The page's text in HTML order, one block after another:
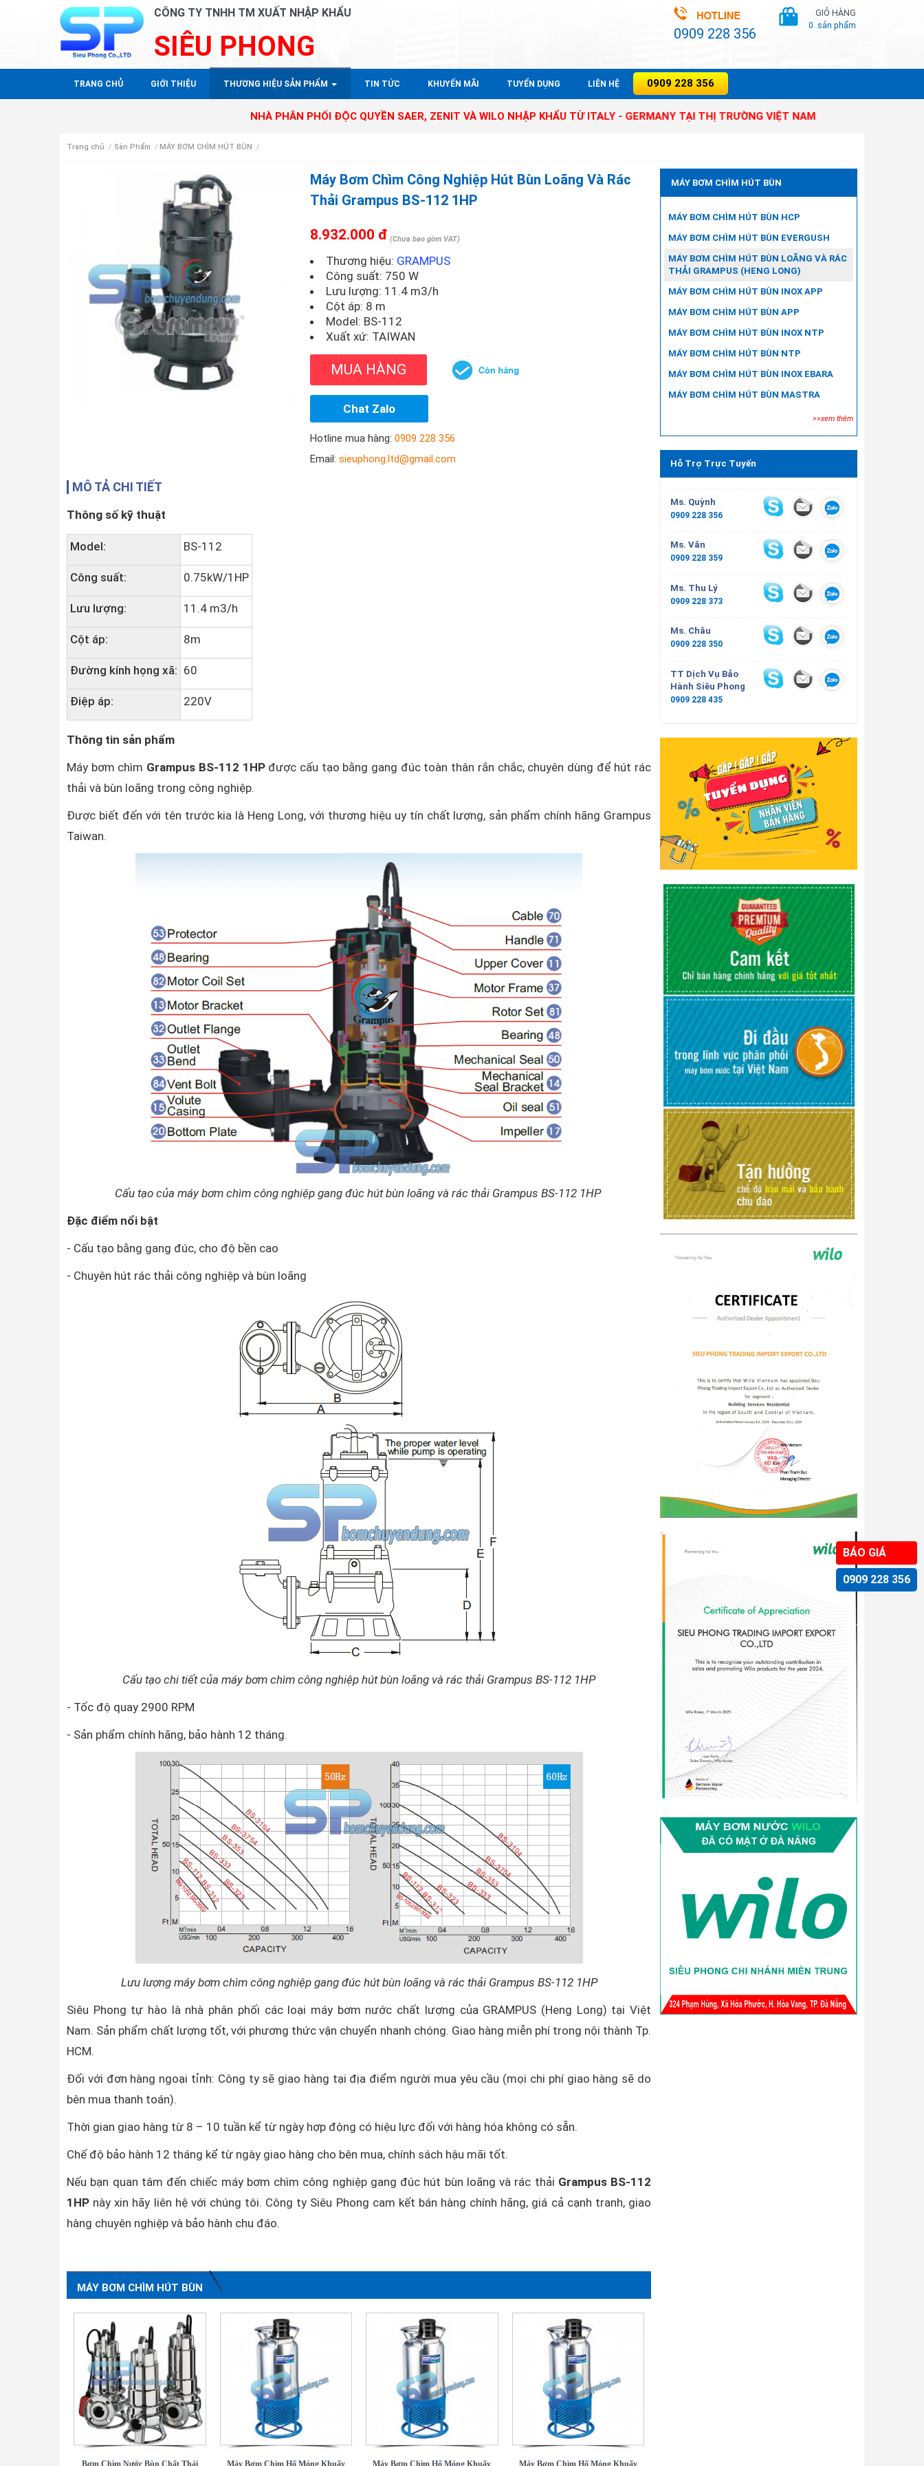
BÁO GIÁ
0909 228 356
CÔNG TY TNHH TM XUẤT NHẬP KHẨU
SIÊU PHONG 0909 228 356
GIỎ HÀNG
0 sản phẩm
TRANG CHỦ GIỚI THIỆU THƯƠNG HIỆU SẢN PHẨM TIN TỨC KHUYẾN MÃI TUYỂN DỤNG LIÊN HỆ 0909 228 356
NHÀ PHÂN PHỐI ĐỘC QUYỀN SAER, ZENIT VÀ WILO NHẬP KHẨU TỪ ITALY - GERMANY TẠI THỊ TRƯỜNG VIỆT NAM
Trang chủ / Sản Phẩm / MÁY BƠM CHÌM HÚT BÙN /
Máy Bơm Chìm Công Nghiệp Hút Bùn Loãng Và Rác
Thải Grampus BS-112 1HP
8.932.000 đ (Chưa bao gồm VAT)
Thương hiệu: GRAMPUS
Công suất: 750 W
Lưu lượng: 11.4 m3/h
Cột áp: 8 m
Model: BS-112
Xuất xứ: TAIWAN
MUA HÀNG
Chat Zalo
Hotline mua hàng:0909 228 356
Email:sieuphong.ltd@gmail.com
MÔ TẢ CHI TIẾT
Thông số kỹ thuật
Model: BS-112
Công suất: 0.75kW/1HP
Lưu lượng: 11.4 m3/h
Cột áp: 8m
Đường kính họng xã: 60
Điệp áp: 220V
Thông tin sản phẩm
Máy bơm chìm Grampus BS-112 1HPđược cấu tạo bằng gang đúc toàn thân rắn chắc, chuyên dùng để hút rác
thải và bùn loãng trong công nghiệp.
Được biết đến với tên trước kia là Heng Long, với thương hiệu uy tín chất lượng, sản phẩm chính hãng Grampus
Taiwan.
Cấu tạo của máy bơm chìm công nghiệp gang đúc hút bùn loãng và rác thải Grampus BS-112 1HP
Đặc điểm nổi bật
- Cấu tạo bằng gang đúc, cho độ bền cao
- Chuyên hút rác thải công nghiệp và bùn loãng
Cấu tạo chi tiết của máy bơm chìm công nghiệp hút bùn loãng và rác thải Grampus BS-112 1HP
- Tốc độ quay 2900 RPM
- Sản phẩm chính hãng, bảo hành 12 tháng.
Lưu lượng máy bơm chìm công nghiệp gang đúc hút bùn loãng và rác thải Grampus BS-112 1HP
Siêu Phong tự hào là nhà phân phối các loại máy bơm nước chất lượng của GRAMPUS (Heng Long) tại Việt
Nam. Sản phẩm chất lượng tốt, với phương thức vận chuyển nhanh chóng. Giao hàng miễn phí trong nội thành Tp.
HCM.
Đối với đơn hàng ngoại tỉnh: Công ty sẽ giao hàng tại địa điểm người mua yêu cầu (mọi chi phí giao hàng sẽ do
bên mua thanh toán).
Thời gian giao hàng từ 8 – 10 tuần kể từ ngày hợp động có hiệu lực đối với hàng hóa không có sẵn.
Chế độ bảo hành 12 tháng kể từ ngày giao hàng cho bên mua, chính sách hậu mãi tốt.
Nếu bạn quan tâm đến chiếc máy bơm chìm công nghiệp gang đúc hút bùn loãng và rác thải Grampus BS-112
1HP này xin hãy liên hệ với chúng tôi. Công ty Siêu Phong cam kết bán hàng chính hãng, giá cả cạnh tranh, giao
hàng chuyên nghiệp và bảo hành chu đáo.
MÁY BƠM CHÌM HÚT BÙN
Bơm Chìm Nước Bùn Chất Thải Máy Bơm Chìm Hố Móng Khuấy Máy Bơm Chìm Hố Móng Khuấy Máy Bơm Chìm Hố Móng Khuấy
MÁY BƠM CHÌM HÚT BÙN
MÁY BƠM CHÌM HÚT BÙN HCP
MÁY BƠM CHÌM HÚT BÙN EVERGUSH
MÁY BƠM CHÌM HÚT BÙN LOÃNG VÀ RÁC
THẢI GRAMPUS (HENG LONG)
MÁY BƠM CHÌM HÚT BÙN INOX APP
MÁY BƠM CHÌM HÚT BÙN APP
MÁY BƠM CHÌM HÚT BÙN INOX NTP
MÁY BƠM CHÌM HÚT BÙN NTP
MÁY BƠM CHÌM HÚT BÙN INOX EBARA
MÁY BƠM CHÌM HÚT BÙN MASTRA
>>xem thêm
Hỗ Trợ Trực Tuyến
Ms. Quỳnh
0909 228 356
Ms. Vân
0909 228 359
Ms. Thu Lý
0909 228 373
Ms. Châu
0909 228 350
TT Dịch Vụ Bảo
Hành Siêu Phong
0909 228 435